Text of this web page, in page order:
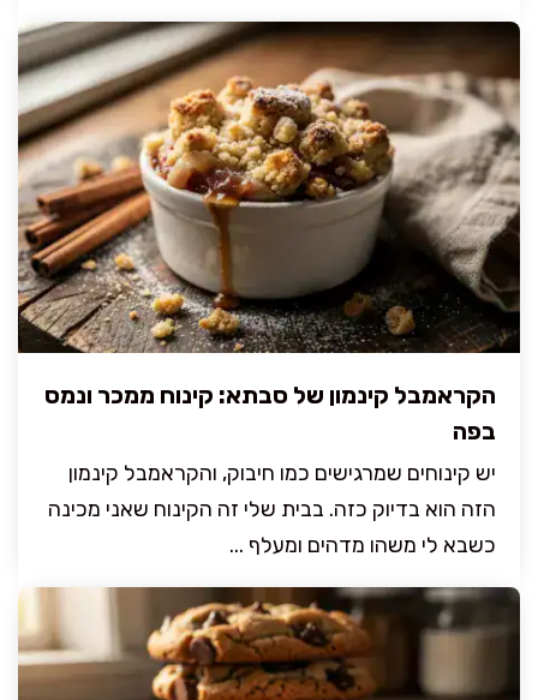
הקראמבל קינמון של סבתא: קינוח ממכר ונמס
בפה
יש קינוחים שמרגישים כמו חיבוק, והקראמבל קינמון
הזה הוא בדיוק כזה. בבית שלי זה הקינוח שאני מכינה
כשבא לי משהו מדהים ומעלף ...